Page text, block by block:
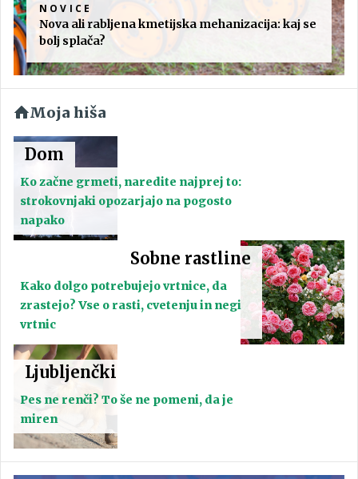
NOVICE
Nova ali rabljena kmetijska mehanizacija: kaj se
bolj splača?
Moja hiša
Dom
Ko začne grmeti, naredite najprej to:
strokovnjaki opozarjajo na pogosto
napako
Sobne rastline
Kako dolgo potrebujejo vrtnice, da
zrastejo? Vse o rasti, cvetenju in negi
vrtnic
Ljubljenčki
Pes ne renči? To še ne pomeni, da je
miren